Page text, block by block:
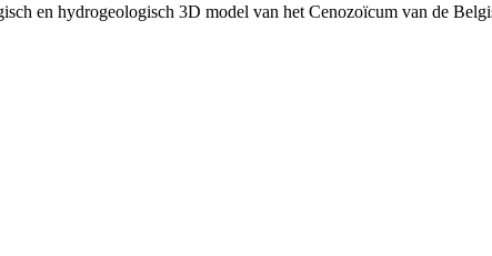
en hydrogeologisch 3D model van het Cenozoïcum van de